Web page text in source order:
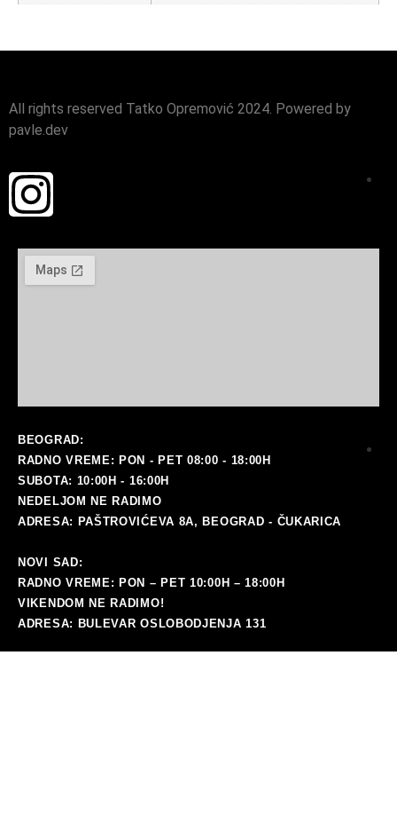
All rights reserved Tatko Opremović 2024. Powered by
pavle.dev
BEOGRAD:
RADNO VREME: PON - PET 08:00 - 18:00H
SUBOTA: 10:00H - 16:00H
NEDELJOM NE RADIMO
ADRESA: PAŠTROVIĆEVA 8A, BEOGRAD - ČUKARICA
NOVI SAD:
RADNO VREME: PON – PET 10:00H – 18:00H
VIKENDOM NE RADIMO!
ADRESA: BULEVAR OSLOBODJENJA 131